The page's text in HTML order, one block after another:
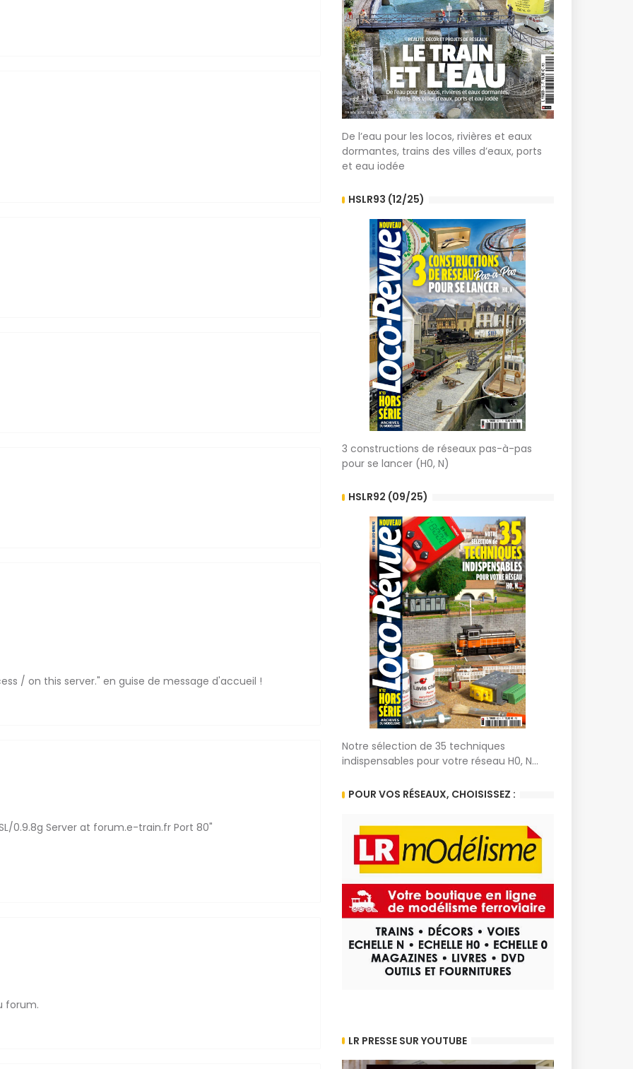
/ on this server." en guise de message d'accueil !
0.9.8g Server at forum.e-train.fr Port 80"
forum.
De l’eau pour les locos, rivières et eaux
dormantes, trains des villes d’eaux, ports
et eau iodée
HSLR93 (12/25)
3 constructions de réseaux pas-à-pas
pour se lancer (H0, N)
HSLR92 (09/25)
Notre sélection de 35 techniques
indispensables pour votre réseau H0, N...
POUR VOS RÉSEAUX, CHOISISSEZ :
LR PRESSE SUR YOUTUBE